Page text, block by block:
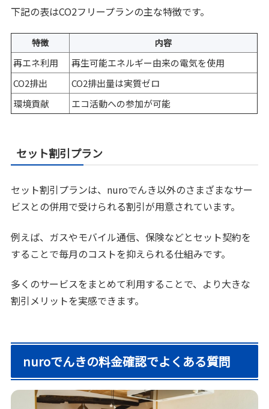
下記の表はCO2フリープランの主な特徴です。
特徴 内容
再エネ利用
再生可能エネルギー由来の電気を使用
CO2排出
CO2排出量は実質ゼロ
環境貢献
エコ活動への参加が可能
セット割引プラン
セット割引プランは、nuroでんき以外のさまざまなサー
ビスとの併用で受けられる割引が用意されています。
例えば、ガスやモバイル通信、保険などとセット契約を
することで毎月のコストを抑えられる仕組みです。
多くのサービスをまとめて利用することで、より大きな
割引メリットを実感できます。
nuroでんきの料金確認でよくある質問